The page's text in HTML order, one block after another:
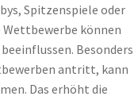
Spitzenspiele oder
können
Besonders
antritt, kann
Das erhöht die